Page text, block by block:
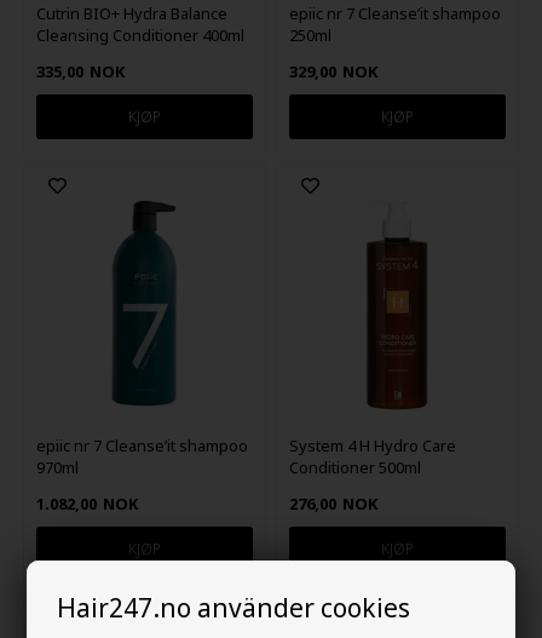
Hair247.no använder cookies
Cutrin BIO+ Hydra Balance
Cleansing Conditioner 400ml
335,00 NOK
epiic nr 7 Cleanse’it shampoo
250ml
329,00 NOK
epiic nr 7 Cleanse’it shampoo
970ml
1.082,00 NOK
System 4 H Hydro Care
Conditioner 500ml
276,00 NOK